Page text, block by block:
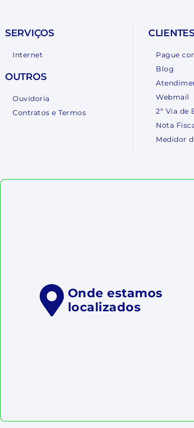
SERVIÇOS
Internet
OUTROS
Ouvidoria
Contratos e Termos
Pague
Blog
Webmail
2º Via de
Nota
Medidor
Onde estamos
localizados